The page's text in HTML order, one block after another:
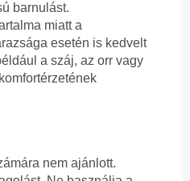
barnulást.
miatt a
esetén is kedvelt
a száj, az orr vagy
nem ajánlott.